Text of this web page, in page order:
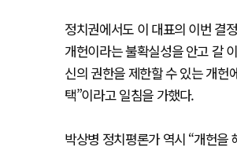
정치권에서도 이 대표의 이번 결
개헌이라는 불확실성을 안고 갈
신의 권한을 제한할 수 있는 개헌
택”이라고 일침을 가했다.
박상병 정치평론가 역시 “개헌을